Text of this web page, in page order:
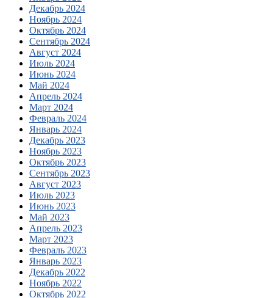
Декабрь 2024
Ноябрь 2024
Октябрь 2024
Сентябрь 2024
Август 2024
Июль 2024
Июнь 2024
Май 2024
Апрель 2024
Март 2024
Февраль 2024
Январь 2024
Декабрь 2023
Ноябрь 2023
Октябрь 2023
Сентябрь 2023
Август 2023
Июль 2023
Июнь 2023
Май 2023
Апрель 2023
Март 2023
Февраль 2023
Январь 2023
Декабрь 2022
Ноябрь 2022
Октябрь 2022